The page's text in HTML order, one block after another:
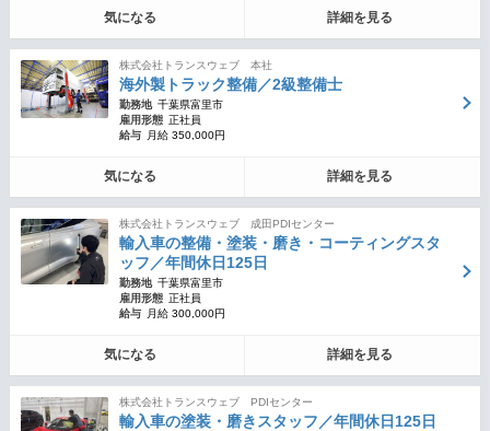
気になる 詳細を見る
株式会社トランスウェブ 本社
海外製トラック整備／2級整備士
勤務地 千葉県富里市
雇用形態 正社員
給与
月給 350,000円
気になる 詳細を見る
株式会社トランスウェブ 成田PDIセンター
輸入車の整備・塗装・磨き・コーティングスタ
ッフ／年間休日125日
勤務地 千葉県富里市
雇用形態 正社員
給与
月給 300,000円
気になる 詳細を見る
株式会社トランスウェブ PDIセンター
輸入車の塗装・磨きスタッフ／年間休日125日